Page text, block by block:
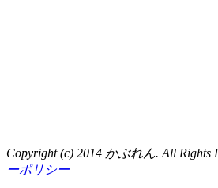
Copyright (c) 2014 かぶれん. All Rights
ーポリシー